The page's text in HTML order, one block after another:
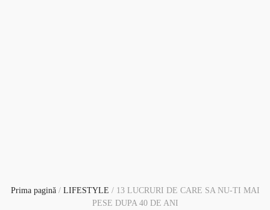
Prima pagină / LIFESTYLE / 13 LUCRURI DE CARE SA NU-TI MAI
PESE DUPA 40 DE ANI